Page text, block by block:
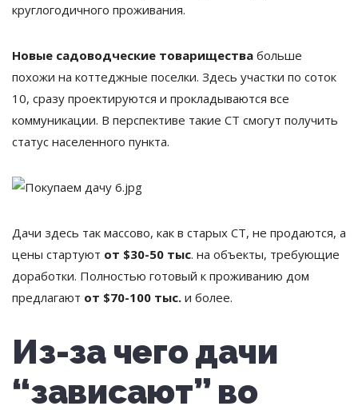
круглогодичного проживания.
Новые садоводческие товарищества больше
похожи на коттеджные поселки. Здесь участки по соток
10, сразу проектируются и прокладываются все
коммуникации. В перспективе такие СТ смогут получить
статус населенного пункта.
Дачи здесь так массово, как в старых СТ, не продаются, а
цены стартуют от $30-50 тыс. на объекты, требующие
доработки. Полностью готовый к проживанию дом
предлагают от $70-100 тыс. и более.
Из-за чего дачи
“зависают” во